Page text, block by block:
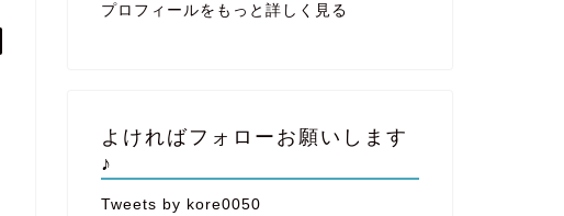
プロフィールをもっと詳しく見る
よければフォローお願いします
♪
Tweets by kore0050